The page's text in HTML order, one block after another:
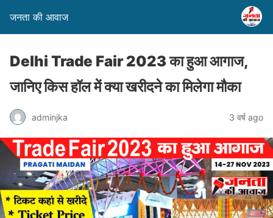
जनता की आवाज
Delhi Trade Fair 2023 का हुआ आगाज,
जानिए किस हॉल में क्या खरीदने का मिलेगा मौका
adminjka 3 वर्ष ago